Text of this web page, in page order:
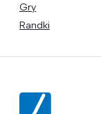
Gry
Randki